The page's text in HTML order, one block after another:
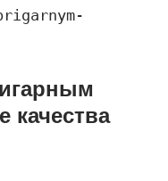
качества